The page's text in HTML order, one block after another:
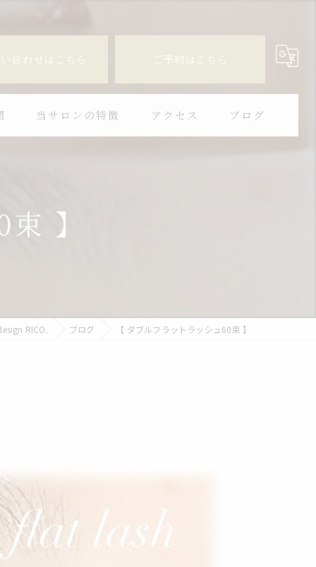
合わせはこちら ご予約はこちら
当サロンの特徴
長持ち
アクセス ブログ
】
RICO. ブログ 【 ダブルフラットラッシュ60束 】